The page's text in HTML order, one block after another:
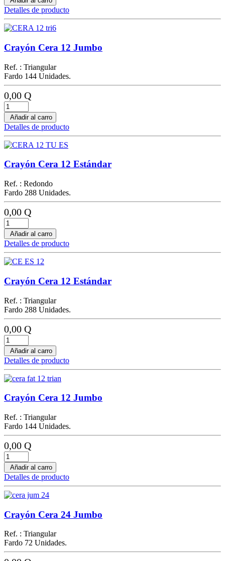
Detalles de producto
Crayón Cera 12 Jumbo
Ref. : Triangular
Fardo 144 Unidades.
0,00 Q
Añadir al carro
Detalles de producto
Crayón Cera 12 Estándar
Ref. : Redondo
Fardo 288 Unidades.
0,00 Q
Añadir al carro
Detalles de producto
Crayón Cera 12 Estándar
Ref. : Triangular
Fardo 288 Unidades.
0,00 Q
Añadir al carro
Detalles de producto
Crayón Cera 12 Jumbo
Ref. : Triangular
Fardo 144 Unidades.
0,00 Q
Añadir al carro
Detalles de producto
Crayón Cera 24 Jumbo
Ref. : Triangular
Fardo 72 Unidades.